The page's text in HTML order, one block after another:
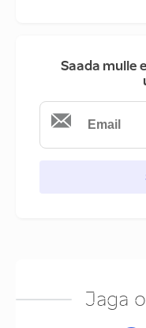
Saada mulle
Jaga